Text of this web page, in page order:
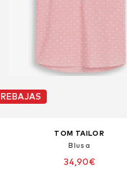
REBAJAS
TOM TAILOR
Blusa
34,90€